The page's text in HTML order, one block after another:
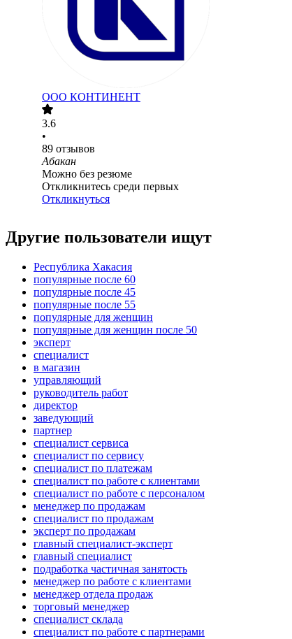
ООО КОНТИНЕНТ
3.6
•
89 отзывов
Абакан
Можно без резюме
Откликнитесь среди первых
Откликнуться
Другие пользователи ищут
Республика Хакасия
популярные после 60
популярные после 45
популярные после 55
популярные для женщин
популярные для женщин после 50
эксперт
специалист
в магазин
управляющий
руководитель работ
директор
заведующий
партнер
специалист сервиса
специалист по сервису
специалист по платежам
специалист по работе с клиентами
специалист по работе с персоналом
менеджер по продажам
специалист по продажам
эксперт по продажам
главный специалист-эксперт
главный специалист
подработка частичная занятость
менеджер по работе с клиентами
менеджер отдела продаж
торговый менеджер
специалист склада
специалист по работе с партнерами